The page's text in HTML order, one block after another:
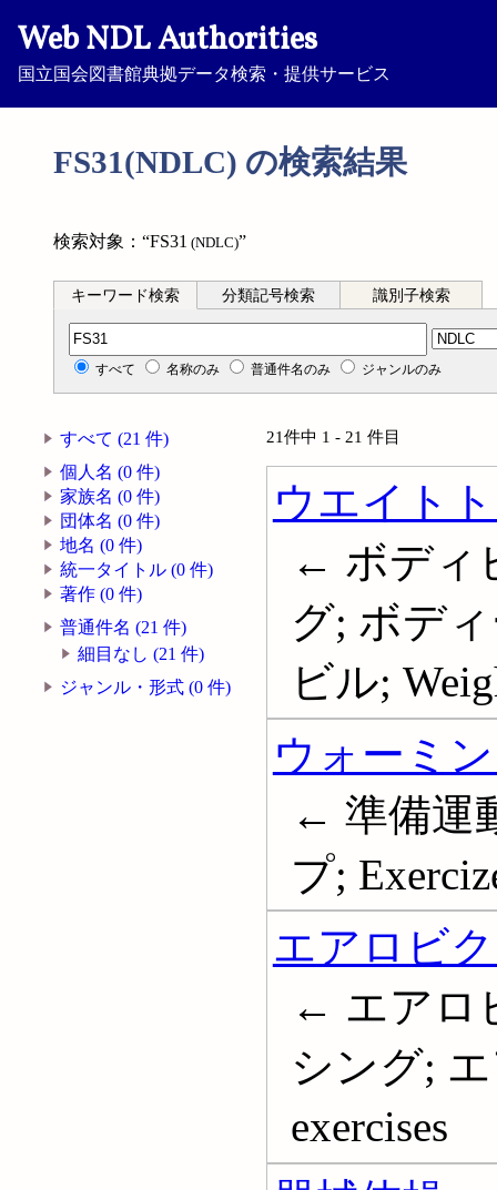
Web NDL Authorities
国立国会図書館典拠データ検索・提供サービス
FS31(NDLC) の検索結果
検索対象：“FS31 (NDLC)”
キーワード検索 分類記号検索 識別子検索
分類記号検索
すべて 名称のみ 普通件名のみ ジャンルのみ
すべて (21 件)
個人名 (0 件)
家族名 (0 件)
団体名 (0 件)
地名 (0 件)
統一タイトル (0 件)
著作 (0 件)
普通件名 (21 件)
細目なし (21 件)
ジャンル・形式 (0 件)
21件中 1 - 21 件目
ウエイト
← ボディ
グ; ボデ
ビル;
ウォーミ
← 準備運
プ;
エアロビ
← エアロ
シング;
exercises